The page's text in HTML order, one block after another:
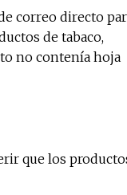
correo directo
de tabaco,
no contenía hoja
que los